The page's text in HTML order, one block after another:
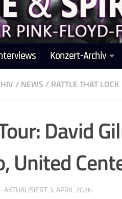
Konzert-Archiv
/ NEWS / RATTLE THAT LOCK
David
United
· AKTUALISIERT3. APRIL 2026